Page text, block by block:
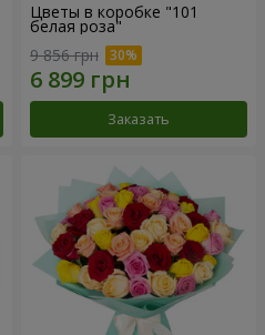
Цветы в коробке "101
белая роза"
9 856 грн
Заказать